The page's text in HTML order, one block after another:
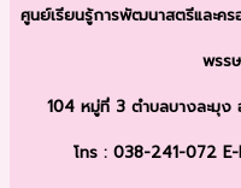
ศูนย์เรียนรู้การพัฒนาสตรีและค
พรร
104 หมู่ที่ 3 ตำบลบางละมุง
โทร : 038-241-072